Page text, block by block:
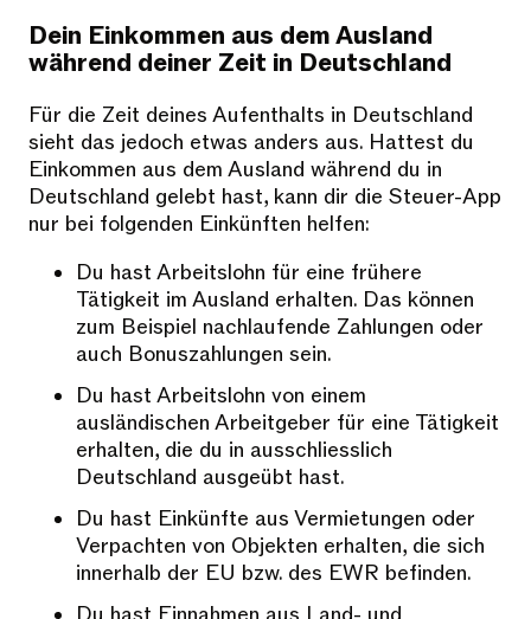
Dein Einkommen aus dem Ausland
während deiner Zeit in Deutschland
Für die Zeit deines Aufenthalts in Deutschland
sieht das jedoch etwas anders aus. Hattest du
Einkommen aus dem Ausland während du in
Deutschland gelebt hast, kann dir die Steuer-App
nur bei folgenden Einkünften helfen:
Du hast Arbeitslohn für eine frühere
Tätigkeit im Ausland erhalten. Das können
zum Beispiel nachlaufende Zahlungen oder
auch Bonuszahlungen sein.
Du hast Arbeitslohn von einem
ausländischen Arbeitgeber für eine Tätigkeit
erhalten, die du in ausschliesslich
Deutschland ausgeübt hast.
Du hast Einkünfte aus Vermietungen oder
Verpachten von Objekten erhalten, die sich
innerhalb der EU bzw. des EWR befinden.